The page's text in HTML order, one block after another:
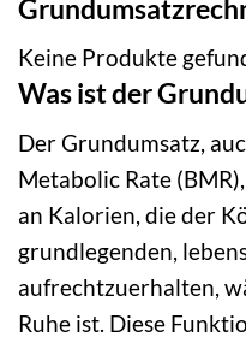
Keine Produkte
Was ist der
Der Grundumsatz,
Metabolic Rate
an Kalorien, die der
grundlegenden,
aufrechtzuerhalten,
Ruhe ist. Diese